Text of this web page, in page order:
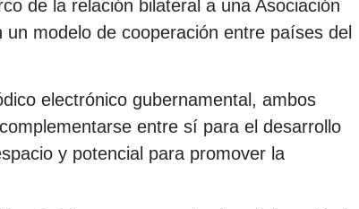
de la relación bilateral a una Asociación
modelo de cooperación entre países del
electrónico gubernamental, ambos
entre sí para el desarrollo
y potencial para promover la